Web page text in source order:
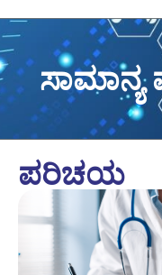
ಸಾಮಾನ್ಯ
ಪರಿಚಯ